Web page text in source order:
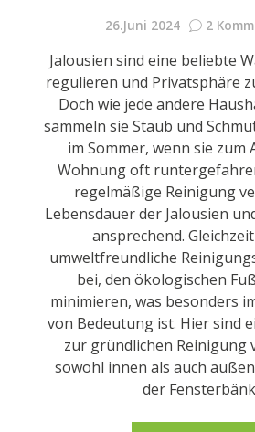
26.Juni 2024 2
Jalousien sind eine beliebte
regulieren und Privatsphäre
Doch wie jede andere
sammeln sie Staub und
im Sommer, wenn sie zum
Wohnung oft
regelmäßige Reinigung
Lebensdauer der Jalousien
ansprechend.
umweltfreundliche
bei, den ökologischen
minimieren, was besonders
von Bedeutung ist. Hier sind
zur gründlichen Reinigung
sowohl innen als auch
der